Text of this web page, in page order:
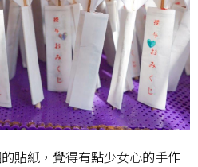
貼紙，覺得有點少女心的手作